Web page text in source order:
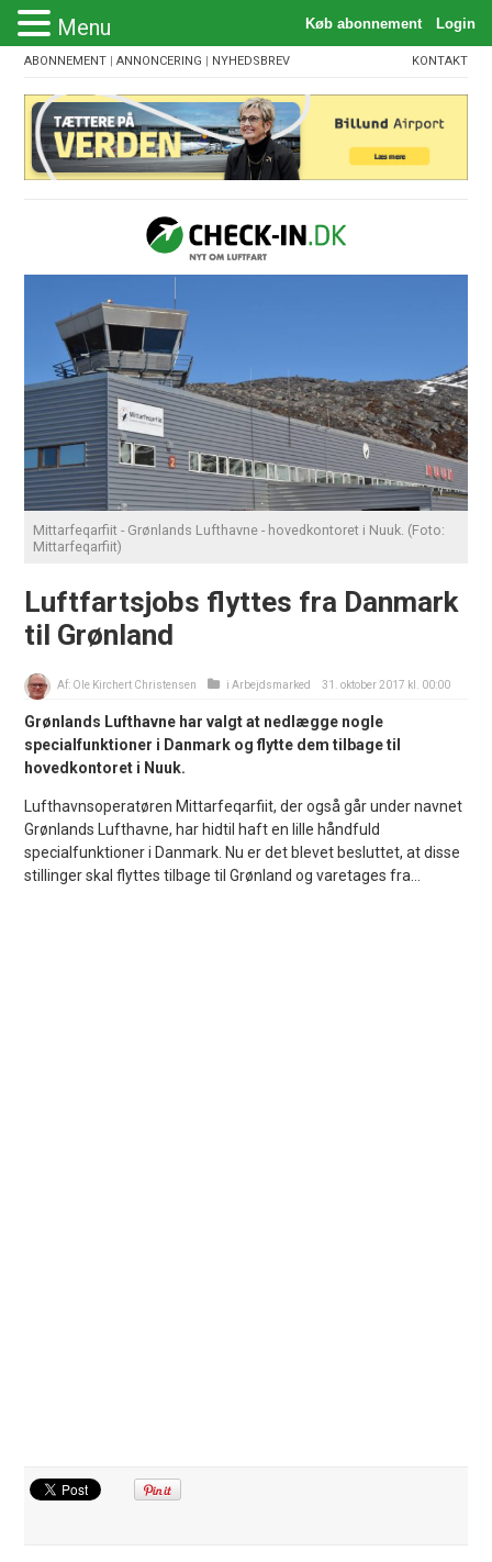
ABONNEMENT |ANNONCERING | NYHEDSBREV KONTAKT
Mittarfeqarfiit - Grønlands Lufthavne - hovedkontoret i Nuuk. (Foto:
Mittarfeqarfiit)
Luftfartsjobs flyttes fra Danmark
til Grønland
Af: Ole Kirchert Christensen iArbejdsmarked 31. oktober 2017 kl. 00:00
Grønlands Lufthavne har valgt at nedlægge nogle
specialfunktioner i Danmark og flytte dem tilbage til
hovedkontoret i Nuuk.
Lufthavnsoperatøren Mittarfeqarfiit, der også går under navnet
Grønlands Lufthavne, har hidtil haft en lille håndfuld
specialfunktioner i Danmark. Nu er det blevet besluttet, at disse
stillinger skal flyttes tilbage til Grønland og varetages fra...
Menu